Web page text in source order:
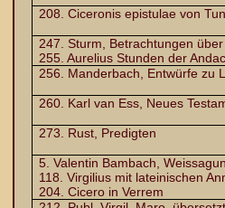
208. Ciceronis epistulae von
247. Sturm, Betrachtungen
255. Aurelius Stunden der
256. Manderbach, Entwürfe zu
260. Karl van Ess, Neues
273. Rust, Predigten
5. Valentin Bambach,
118. Virgilius mit lateinischen
204. Cicero in Verrem